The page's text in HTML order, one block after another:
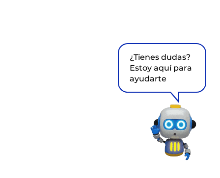
¿Tienes dudas?
Estoy aquí para
ayudarte